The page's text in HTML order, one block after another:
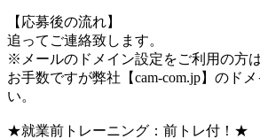
【応募後の流れ】
追ってご連絡致します。
※メールのドメイン設定をご利用の方は
お手数ですが弊社【cam-com.jp】のド
い。
★就業前トレーニング：前トレ付！★